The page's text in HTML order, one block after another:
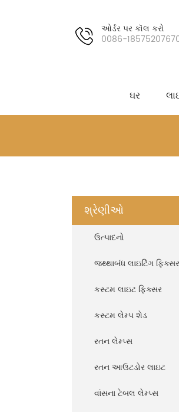
ઓર્ડર પર કૉલ કરો
0086-
ઘર
શ્રેણીઓ
ઉત્પાદનો
જથ્થાબંધ લાઇટિંગ ફિક્સર
કસ્ટમ લાઇટ ફિક્સર
કસ્ટમ લેમ્પ શેડ
રતન લેમ્પ્સ
રતન આઉટડોર લાઇટ
વાંસના ટેબલ લેમ્પ્સ